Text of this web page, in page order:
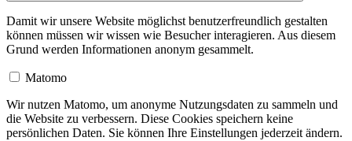
Damit wir unsere Website möglichst benutzerfreundlich gestalten
können müssen wir wissen wie Besucher interagieren. Aus diesem
Grund werden Informationen anonym gesammelt.
Matomo
Wir nutzen Matomo, um anonyme Nutzungsdaten zu sammeln und
die Website zu verbessern. Diese Cookies speichern keine
persönlichen Daten. Sie können Ihre Einstellungen jederzeit ändern.